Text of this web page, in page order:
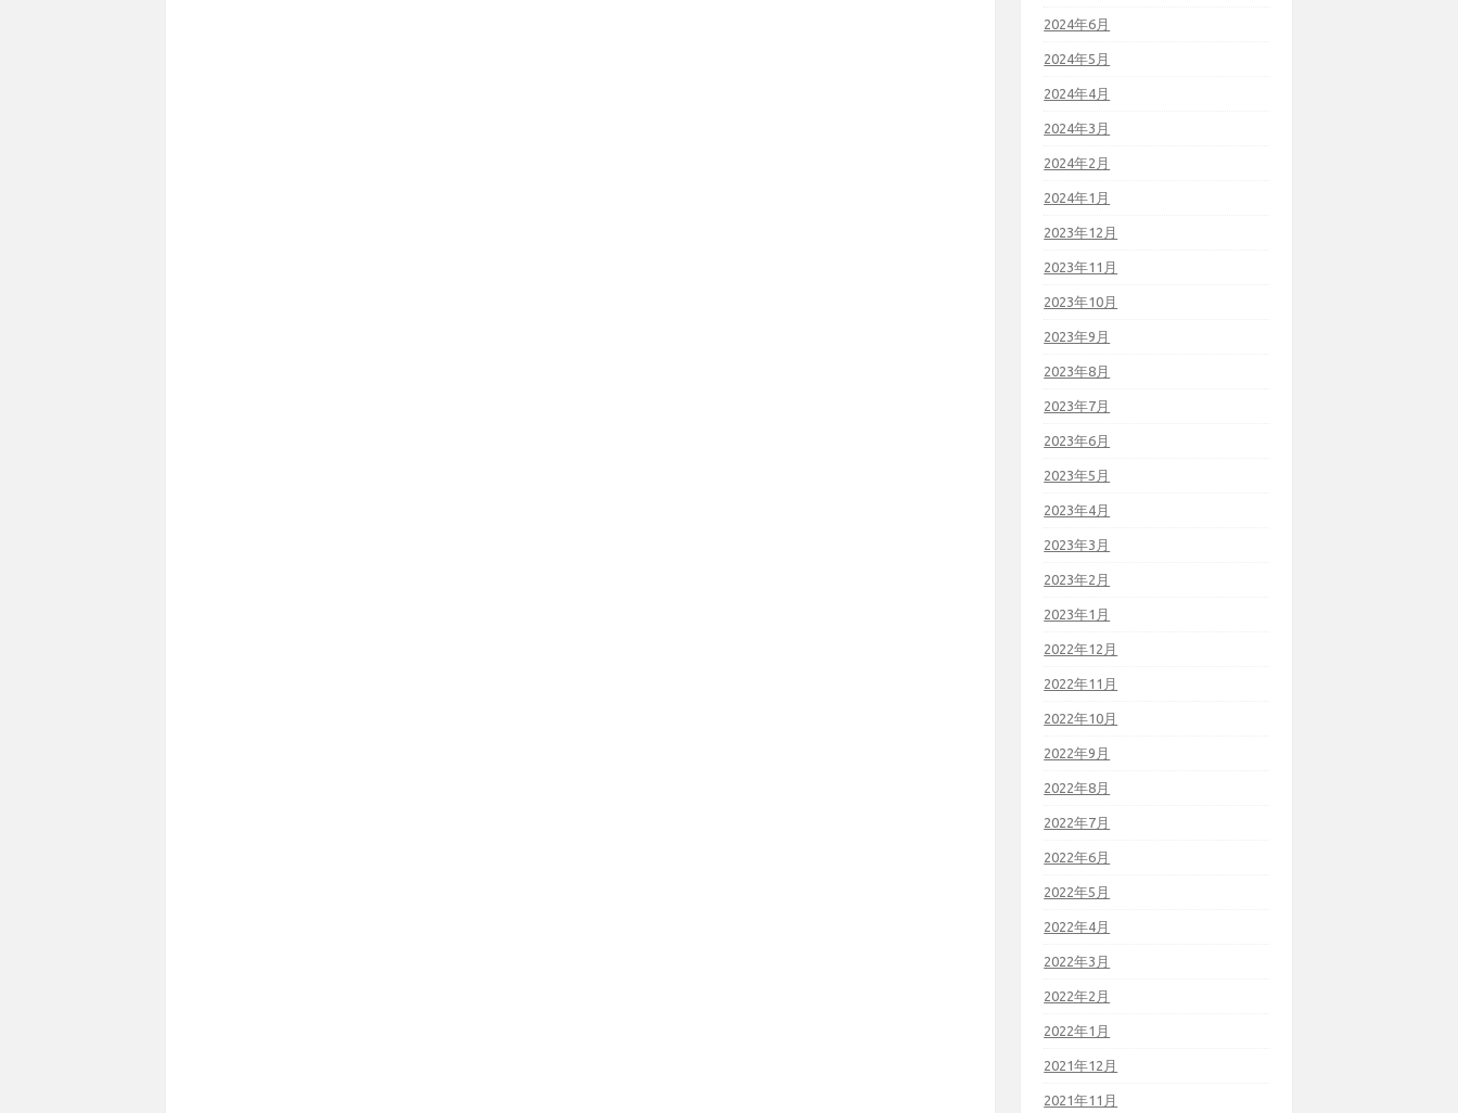
2024年6月
2024年5月
2024年4月
2024年3月
2024年2月
2024年1月
2023年12月
2023年11月
2023年10月
2023年9月
2023年8月
2023年7月
2023年6月
2023年5月
2023年4月
2023年3月
2023年2月
2023年1月
2022年12月
2022年11月
2022年10月
2022年9月
2022年8月
2022年7月
2022年6月
2022年5月
2022年4月
2022年3月
2022年2月
2022年1月
2021年12月
2021年11月